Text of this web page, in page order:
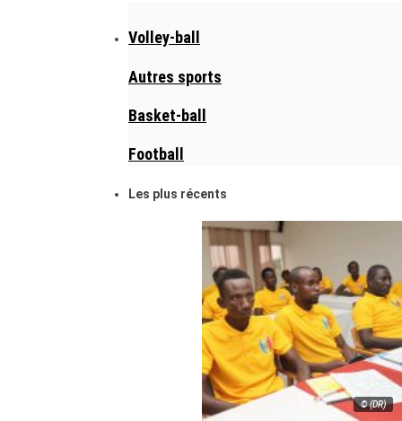
Volley-ball
Autres sports
Basket-ball
Football
Les plus récents
© (DR)